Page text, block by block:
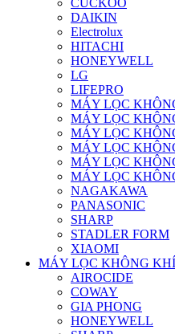
CUCKOO
DAIKIN
Electrolux
HITACHI
HONEYWELL
LG
LIFEPRO
MÁY LỌC
MÁY LỌC
MÁY LỌC
MÁY LỌC
MÁY LỌC
MÁY LỌC
NAGAKAWA
PANASONIC
SHARP
STADLER FORM
XIAOMI
MÁY LỌC KHÔNG
AIROCIDE
COWAY
GIA PHONG
HONEYWELL